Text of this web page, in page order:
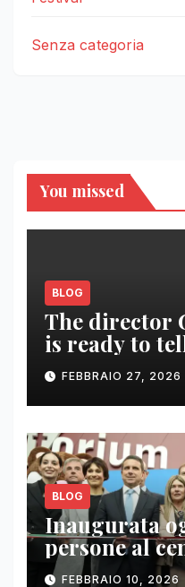
Senza categoria
You missed
BLOG
The director
is ready to
FEBBRAIO 27, 2026
BLOG
Inaugurata
persone al
contenuti,
FEBBRAIO 10, 2026